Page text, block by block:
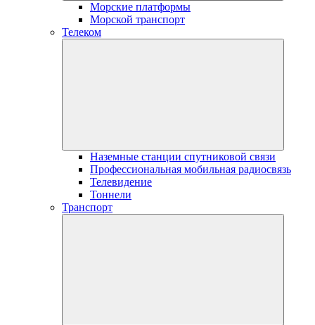
Морские платформы
Морской транспорт
Телеком
Наземные станции спутниковой связи
Профессиональная мобильная радиосвязь
Телевидение
Тоннели
Транспорт